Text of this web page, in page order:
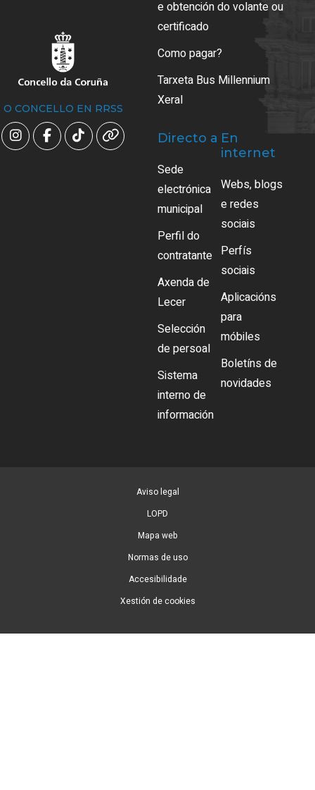
O CONCELLO EN RRSS
e obtención do volante ou
certificado
Como pagar?
Tarxeta Bus Millennium
Xeral
Directo a
Sede
electrónica
municipal
Perfil do
contratante
Axenda de
Lecer
Selección
de persoal
Sistema
interno de
información
En
internet
Webs, blogs
e redes
sociais
Perfís
sociais
Aplicacións
para
móbiles
Boletíns de
novidades
Aviso legal
LOPD
Mapa web
Normas de uso
Accesibilidade
Xestión de cookies